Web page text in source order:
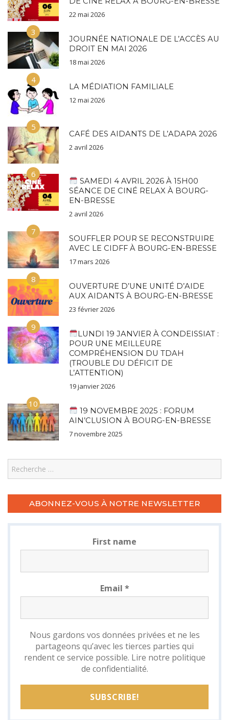
22 mai 2026
3
JOURNÉE NATIONALE DE L’ACCÈS AU
DROIT EN MAI 2026
18 mai 2026
4
LA MÉDIATION FAMILIALE
12 mai 2026
5
CAFÉ DES AIDANTS DE L’ADAPA 2026
2 avril 2026
6
SAMEDI 4 AVRIL 2026 À 15H00
SÉANCE DE CINÉ RELAX À BOURG-
EN-BRESSE
2 avril 2026
7
SOUFFLER POUR SE RECONSTRUIRE
AVEC LE CIDFF À BOURG-EN-BRESSE
17 mars 2026
8
OUVERTURE D’UNE UNITÉ D’AIDE
AUX AIDANTS À BOURG-EN-BRESSE
23 février 2026
9
LUNDI 19 JANVIER À CONDEISSIAT :
POUR UNE MEILLEURE
COMPRÉHENSION DU TDAH
(TROUBLE DU DÉFICIT DE
L’ATTENTION)
19 janvier 2026
10
19 NOVEMBRE 2025 : FORUM
AIN’CLUSION À BOURG-EN-BRESSE
7 novembre 2025
Search
ABONNEZ-VOUS À NOTRE NEWSLETTER
First name
Email *
Nous gardons vos données privées et ne les
partageons qu’avec les tierces parties qui
rendent ce service possible. Lire notre politique
de confidentialité.